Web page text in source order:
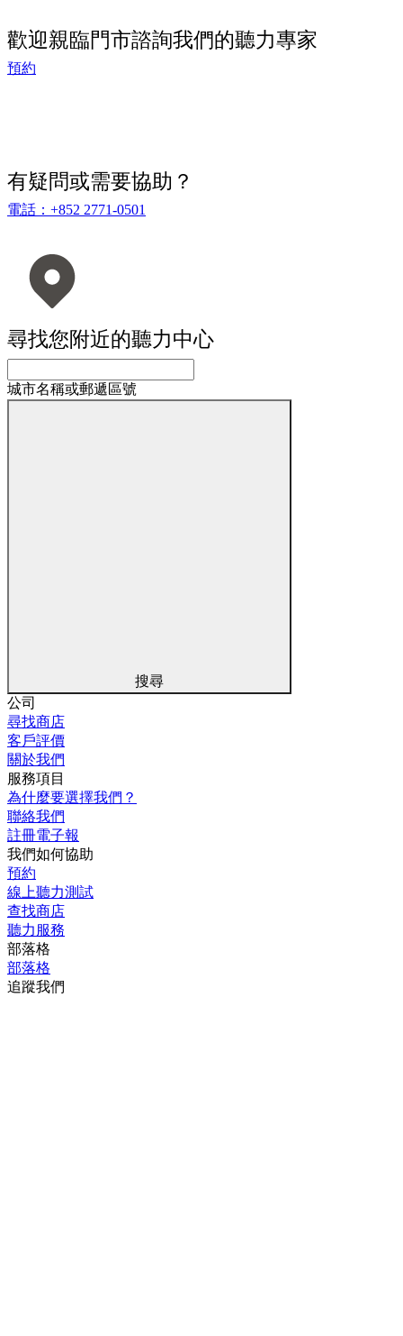
歡迎親臨門市諮詢我們的聽力專家
預約
有疑問或需要協助？
電話：+852 2771-0501
尋找您附近的聽力中心
城市名稱或郵遞區號
搜尋
公司
尋找商店
客戶評價
關於我們
服務項目
為什麼要選擇我們？
聯絡我們
註冊電子報
我們如何協助
預約
線上聽力測試
查找商店
聽力服務
部落格
部落格
追蹤我們